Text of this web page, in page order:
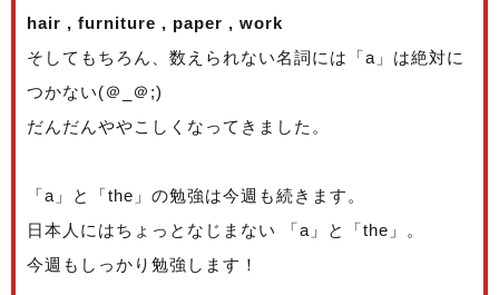
hair , furniture , paper , work
そしてもちろん、数えられない名詞には「a」は絶対に
つかない(＠_＠;)
だんだんややこしくなってきました。
「a」と「the」の勉強は今週も続きます。
日本人にはちょっとなじまない 「a」と「the」。
今週もしっかり勉強します！